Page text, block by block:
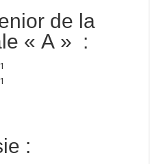
de la
« A » :
: